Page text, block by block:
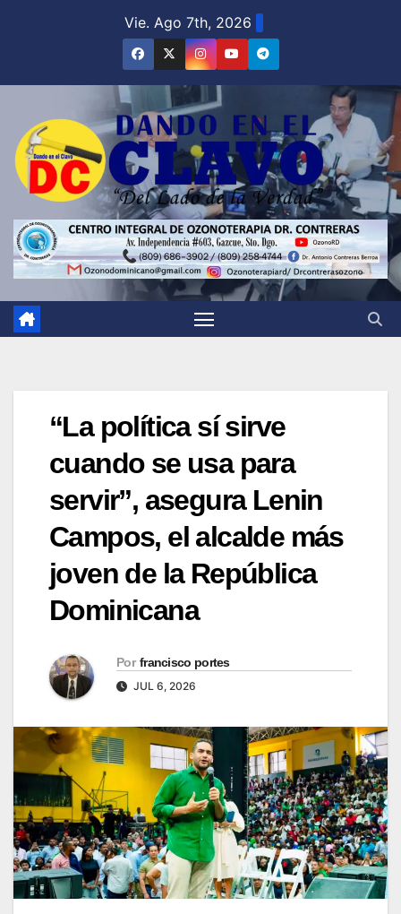
Vie. Ago 7th, 2026
“La política sí sirve
cuando se usa para
servir”, asegura Lenin
Campos, el alcalde más
joven de la República
Dominicana
Por francisco portes
JUL 6, 2026